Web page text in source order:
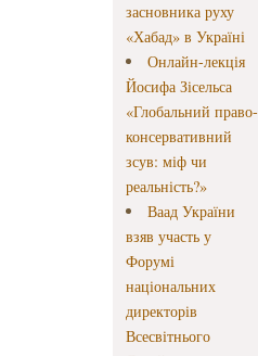
засновника руху
«Хабад» в Україні
Онлайн-лекція
Йосифа Зісельса
«Глобальний право-
консервативний
зсув: міф чи
реальність?»
Ваад України
взяв участь у
Форумі
національних
директорів
Всесвітнього